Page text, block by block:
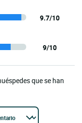
9.7/10
9/10
que se han